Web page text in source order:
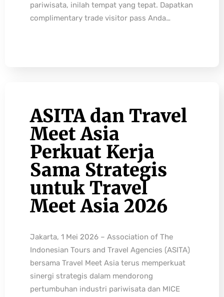
pariwisata, inilah tempat yang tepat. Dapatkan
complimentary trade visitor pass Anda…
ASITA dan Travel
Meet Asia
Perkuat Kerja
Sama Strategis
untuk Travel
Meet Asia 2026
Jakarta, 1 Mei 2026 – Association of The
Indonesian Tours and Travel Agencies (ASITA)
bersama Travel Meet Asia terus memperkuat
sinergi strategis dalam mendorong
pertumbuhan industri pariwisata dan MICE